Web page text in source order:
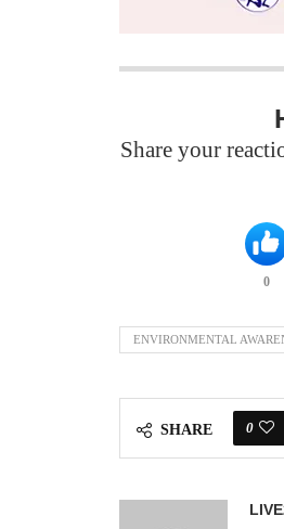
Share your
0
ENVIRONMENTAL
SHARE 0